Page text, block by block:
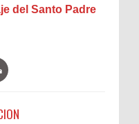
del Santo Padre